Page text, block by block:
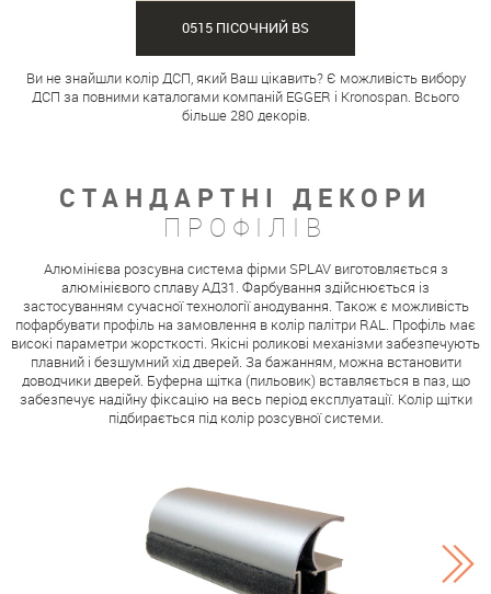
0515 ПІСОЧНИЙ BS
Ви не знайшли колір ДСП, який Ваш цікавить? Є можливість вибору
ДСП за повними каталогами компаній EGGER і Kronospan. Всього
більше 280 декорів.
СТАНДАРТНІ ДЕКОРИ
ПРОФІЛІВ
Алюмінієва розсувна система фірми SPLAV виготовляється з
алюмінієвого сплаву АД31. Фарбування здійснюється із
застосуванням сучасної технології анодування. Також є можливість
пофарбувати профіль на замовлення в колір палітри RAL. Профіль має
високі параметри жорсткості. Якісні роликові механізми забезпечують
плавний і безшумний хід дверей. За бажанням, можна встановити
доводчики дверей. Буферна щітка (пильовик) вставляється в паз, що
забезпечує надійну фіксацію на весь період експлуатації. Колір щітки
підбирається під колір розсувної системи.